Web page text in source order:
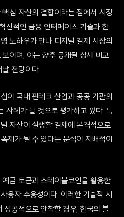
심 자산의 결합이라는 점에서 시장
신적인 금융 인터페이스 기술과 한
노하우가 만나 디지털 결제 시장의
이며, 이는 향후 공개될 상세 비교
전망이다.
이 국내 핀테크 산업과 공공 기관의
사례가 될 것으로 평가하고 있다. 특
자산이 실생활 결제에 본격적으로
제가 될 수 있다는 분석이 지배적이
금 토큰과 스테이블코인을 활용한
용자 수용성이다. 이러한 기술적 시
성공적으로 안착할 경우, 한국의 블